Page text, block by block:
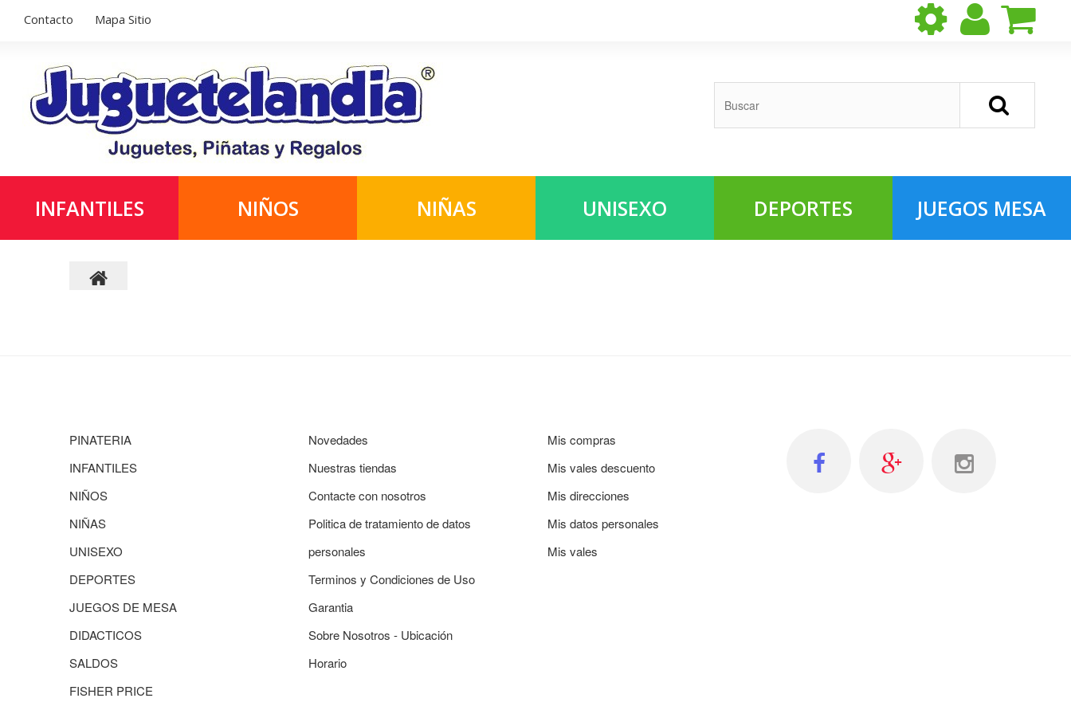
Contacto Mapa Sitio
INFANTILES NIÑOS NIÑAS UNISEXO DEPORTES JUEGOS MESA
PINATERIA
INFANTILES
NIÑOS
NIÑAS
UNISEXO
DEPORTES
JUEGOS DE MESA
DIDACTICOS
SALDOS
FISHER PRICE
Novedades
Nuestras tiendas
Contacte con nosotros
Politica de tratamiento de datos
personales
Terminos y Condiciones de Uso
Garantia
Sobre Nosotros - Ubicación
Horario
Mis compras
Mis vales descuento
Mis direcciones
Mis datos personales
Mis vales